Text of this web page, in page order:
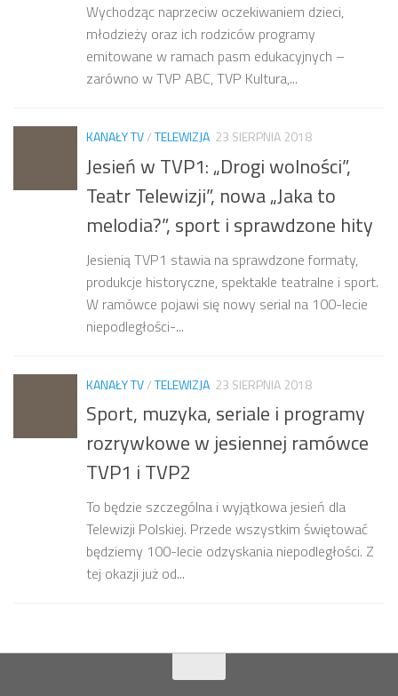
Wychodząc naprzeciw oczekiwaniem dzieci,
młodzieży oraz ich rodziców programy
emitowane w ramach pasm edukacyjnych –
zarówno w TVP ABC, TVP Kultura,...
KANAŁY TV/TELEWIZJA 23 SIERPNIA 2018
Jesień w TVP1: „Drogi wolności”,
Teatr Telewizji”, nowa „Jaka to
melodia?”, sport i sprawdzone hity
Jesienią TVP1 stawia na sprawdzone formaty,
produkcje historyczne, spektakle teatralne i sport.
W ramówce pojawi się nowy serial na 100-lecie
niepodległości-...
KANAŁY TV/TELEWIZJA 23 SIERPNIA 2018
Sport, muzyka, seriale i programy
rozrywkowe w jesiennej ramówce
TVP1 i TVP2
To będzie szczególna i wyjątkowa jesień dla
Telewizji Polskiej. Przede wszystkim świętować
będziemy 100-lecie odzyskania niepodległości. Z
tej okazji już od...